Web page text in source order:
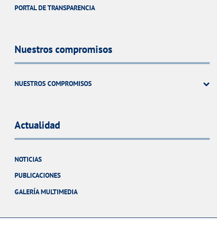
PORTAL DE TRANSPARENCIA
Nuestros compromisos
NUESTROS COMPROMISOS
Actualidad
NOTICIAS
PUBLICACIONES
GALERÍA MULTIMEDIA